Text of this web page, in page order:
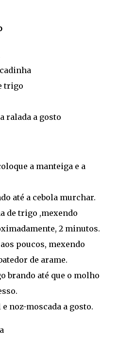
trigo
ralada a gosto
a manteiga e a
até a cebola murchar.
de trigo ,mexendo
2 minutos.
poucos, mexendo
de arame.
brando até que o molho
noz-moscada a gosto.